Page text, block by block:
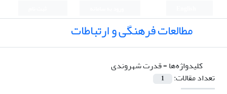
مطالعات فرهنگی و ارتباطات
کلیدواژه‌ها =قدرت شهروندی
تعداد مقالات:
1